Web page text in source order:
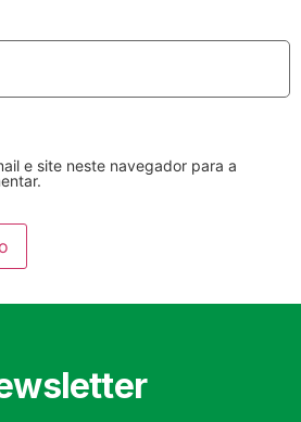
e site neste navegador para a
Amortecedores